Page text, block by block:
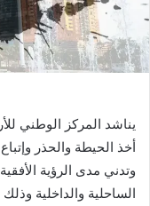
يناشد المركز الوطني
أخذ الحيطة والحذر
وتدني مدى الرؤية